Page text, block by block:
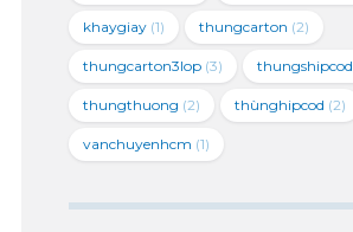
khaygiay(1) thungcarton (2)
thungcarton3lop(3) thungshipcod
thungthuong (2) thùnghipcod (2)
vanchuyenhcm (1)